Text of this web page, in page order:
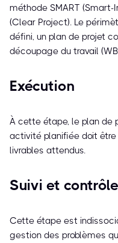
méthode SMART (Smart-
(Clear Project). Le
défini, un plan de projet
découpage du travail
Exécution
À cette étape, le plan de
activité planifiée doit
livrables attendus.
Suivi et contrôle
Cette étape est
gestion des problèmes